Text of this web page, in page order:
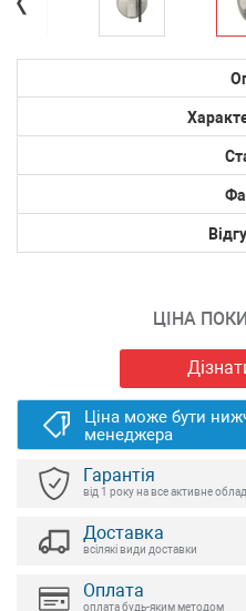
ЦІНА
Ціна може бути
менеджера
Гарантія
від 1 року на все активне
Доставка
всілякі види доставки
Оплата
оплата будь-яким методом